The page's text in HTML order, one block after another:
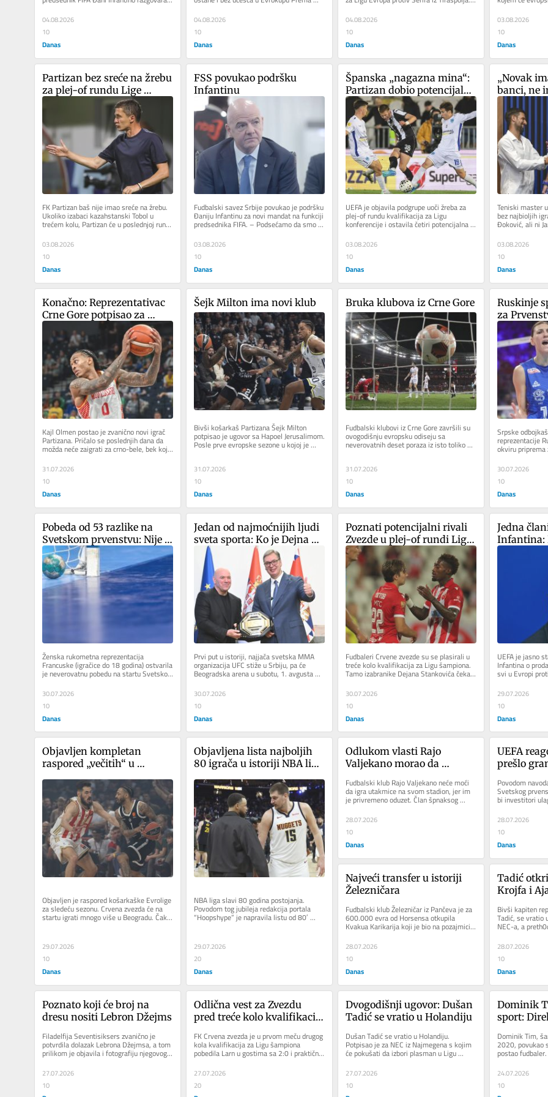
telefonom sa američkim predsednikom...
04.08.2026
10
Danas
04.08.2026
10
Danas
Tim iz Izraela je...
04.08.2026
10
Danas
Važno je i imati...
03.08.2026
10
Danas
Partizan bez sreće na žrebu
za plej-of rundu Lige
FK Partizan baš nije imao sreće na žrebu.
Ukoliko izabaci kazahstanski Tobol u
trećem kolu, Partizan će u poslednjoj rundi
kvalifikacija za Ligu...
03.08.2026
10
Danas
FSS povukao podršku
Infantinu
Fudbalski savez Srbije povukao je podršku
Đaniju Infantinu za novi mandat na funkciji
predsednika FIFA. – Podsećamo da smo
gospodinu Infantinu...
03.08.2026
10
Danas
Španska „nagazna mina“:
Partizan dobio potencijalne
rivale u plej-of rundi Lige
konferencija
UEFA je objavila podgrupe uoči žreba za
plej-of rundu kvalifikacija za Ligu
konferencije i ostavila četiri potencijalna
rivala za Partizan....
03.08.2026
10
Danas
„Novak
banci, ne
Teniski master
bez najbioljih
Đoković, ali ni
ALeksandera...
03.08.2026
10
Danas
Konačno: Reprezentativac
Crne Gore potpisao za
Partizan
Kajl Olmen postao je zvanično novi igrač
Partizana. Pričalo se poslednjih dana da
možda neće zaigrati za crno-bele, bek koji
ima crnogorski...
31.07.2026
10
Danas
Šejk Milton ima novi klub
Bivši košarkaš Partizana Šejk Milton
potpisao je ugovor sa Hapoel Jerusalimom.
Posle prve evropske sezone u kojoj je
nosio dres beogradskih...
31.07.2026
10
Danas
Bruka klubova iz Crne Gore
Fudbalski klubovi iz Crne Gore završili su
ovogodišnju evropsku odiseju sa
neverovatnih deset poraza iz isto toliko
odigranih utakmica. Poslednju...
31.07.2026
10
Danas
Ruskinje
za
Srpske
reprezentacije
okviru
Dueli su na
30.07.2026
10
Danas
Pobeda od 53 razlike na
Svetskom prvenstvu: Nije u
pitanju košarka, već
rukomet
Ženska rukometna reprezentacija
Francuske (igračice do 18 godina) ostvarila
je neverovatnu pobedu na startu Svetskog
prvenstva. Francuskinje su u...
30.07.2026
10
Danas
Jedan od najmoćnijih ljudi
sveta sporta: Ko je Dejna
Vajt, čovek čijoj je
organizaciji Srbija dala
preko dva miliona evra?
Prvi put u istoriji, najjača svetska MMA
organizacija UFC stiže u Srbiju, pa će
Beogradska arena u subotu, 1. avgusta
2026. godine, biti domaćin...
30.07.2026
10
Danas
Poznati potencijalni rivali
Zvezde u plej-of rundi Lige
šampiona, a stižu i milioni
ako izbace Hapoel
Fudbaleri Crvene zvezde su se plasirali u
treće kolo kvalifikacija za Ligu šampiona.
Tamo izabranike Dejana Stankovića čeka
30.07.2026
10
Danas
Jedna
Infantina:
kaže da
donese
UEFA je jasno
Infantina o
svi u Evropi
predsednik
29.07.2026
10
Danas
Objavljen kompletan
raspored „večitih“ u
više u Beogradu, a Partizan
u gostima
Objavljen je raspored košarkaške Evrolige
za sledeću sezonu. Crvena zvezda će na
startu igrati mnogo više u Beogradu. Čak
sedam puta u prvih...
29.07.2026
10
Danas
Objavljena lista najboljih
80 igrača u istoriji NBA lige:
treći među Evropljanima
NBA liga slavi 80 godina postojanja.
Povodom tog jubileja redakcija portala
“Hoopshype” je napravila listu od 80′
najboljih igrača u NBA ligi....
29.07.2026
20
Danas
Odlukom vlasti Rajo
Valjekano morao da
Fudbalski klub Rajo Valjekano neće moći
da igra utakmice na svom stadion, jer im
je privremeno oduzet. Član špnaksog
elitnog takmičenja je ostao...
28.07.2026
10
Danas
UEFA
prešlo
nikako ne
Povodom
Svetskog
bi investitori
oštro
28.07.2026
10
Danas
Najveći transfer u istoriji
Železničara
Fudbalski klub Železničar iz Pančeva je za
600.000 evra od Horsensa otkupila
Kvakua Karikarija koji je bio na pozajmici u
ovom timu prošle sezone....
28.07.2026
10
Danas
Tadić
Krojfa i
Bivši kapiten
Tadić, se vratio
NEC-a, a
direktorom
28.07.2026
10
Danas
Poznato koji će broj na
dresu nositi Lebron Džejms
Filadelfija Seventisiksers zvanično je
potvrdila dolazak Lebrona Džejmsa, a tom
prilikom je objavila i fotografiju njegovog
novog dresa. Tako je i...
27.07.2026
10
Odlična vest za Zvezdu
pred treće kolo kvalifikacija
FK Crvena zvezda je u prvom meču drugog
kola kvalifikacija za Ligu šampiona
pobedila Larn u gostima sa 2:0 i praktično
su obezbedili prolaz u dalji...
27.07.2026
20
Dvogodišnji ugovor: Dušan
Tadić se vratio u Holandiju
Dušan Tadić se vratio u Holandiju.
Potpisao je za NEC iz Najmegena s kojim
će pokušati da izbori plasman u Ligu
šampiona. Bivši kapiten...
27.07.2026
10
Dominik
sport:
dokaže
Dominik Tim,
2020, povukao
postao fudbaler.
koji se takmiči u
24.07.2026
10